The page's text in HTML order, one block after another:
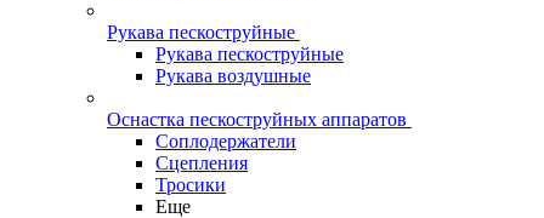
Рукава пескоструйные
Рукава пескоструйные
Рукава воздушные
Оснастка пескоструйных аппаратов
Соплодержатели
Сцепления
Тросики
Еще